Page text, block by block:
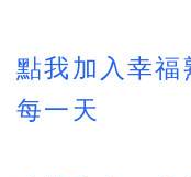
點我加入幸福
每一天